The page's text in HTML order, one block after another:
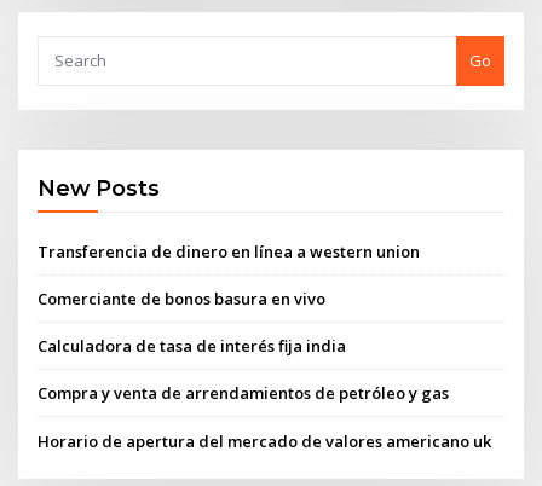
Go
New Posts
Transferencia de dinero en línea a western union
Comerciante de bonos basura en vivo
Calculadora de tasa de interés fija india
Compra y venta de arrendamientos de petróleo y gas
Horario de apertura del mercado de valores americano uk